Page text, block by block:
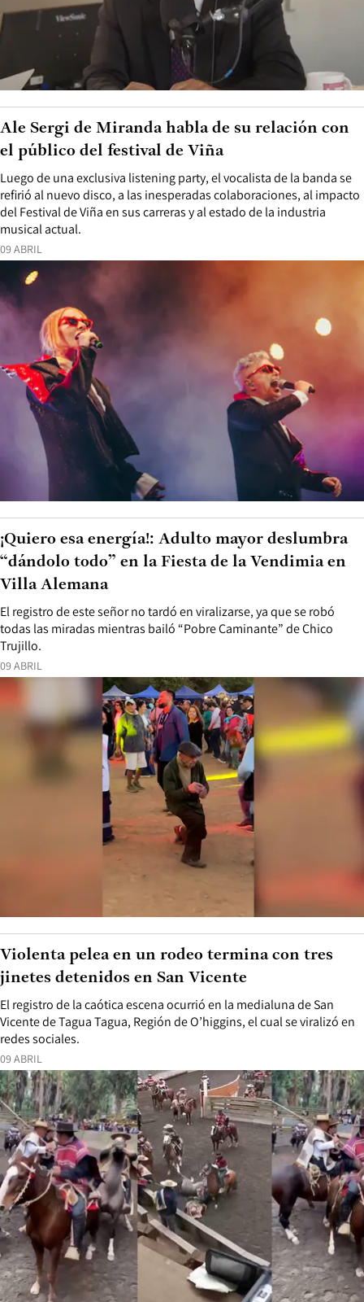
09 ABRIL
Luego de una exclusiva listening party, el vocalista de la banda se
refirió al nuevo disco, a las inesperadas colaboraciones, al impacto
del Festival de Viña en sus carreras y al estado de la industria
musical actual.
Ale Sergi de Miranda habla de su relación con
el público del festival de Viña
09 ABRIL
El registro de este señor no tardó en viralizarse, ya que se robó
todas las miradas mientras bailó “Pobre Caminante” de Chico
Trujillo.
¡Quiero esa energía!: Adulto mayor deslumbra
“dándolo todo” en la Fiesta de la Vendimia en
Villa Alemana
09 ABRIL
El registro de la caótica escena ocurrió en la medialuna de San
Vicente de Tagua Tagua, Región de O’higgins, el cual se viralizó en
redes sociales.
Violenta pelea en un rodeo termina con tres
jinetes detenidos en San Vicente